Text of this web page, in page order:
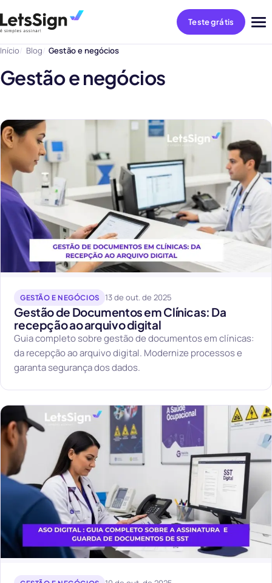
Teste grátis
Início Blog Gestão e negócios
Gestão e negócios
GESTÃO E NEGÓCIOS 13 de out. de 2025
Gestão de Documentos em Clínicas: Da
recepção ao arquivo digital
Guia completo sobre gestão de documentos em clínicas:
da recepção ao arquivo digital. Modernize processos e
garanta segurança dos dados.